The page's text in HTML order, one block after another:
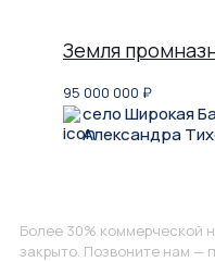
Земля
95 000 000 ₽
село Широкая
Александра
Более 30% коммерческой
закрыто. Позвоните нам —